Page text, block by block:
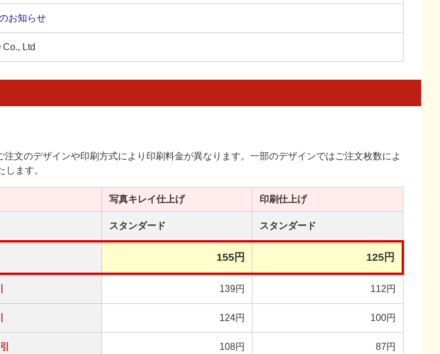
お知らせ
Ltd
注文のデザインや印刷方式により印刷料金が異なります。一部のデザインではご注文枚数によ
します。
写真キレイ仕上げ 印刷仕上げ
スタンダード スタンダード
155円 125円
139円 112円
124円 100円
108円 87円